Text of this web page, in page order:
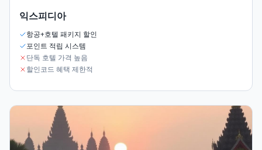
익스피디아
항공+호텔 패키지 할인
포인트 적립 시스템
단독 호텔 가격 높음
할인코드 혜택 제한적